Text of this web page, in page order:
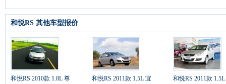
和悦RS 其他车型报价
和悦RS 2010款 1.8L 尊
和悦RS 2011款 1.5L 宜
和悦RS 2011款 1.5L